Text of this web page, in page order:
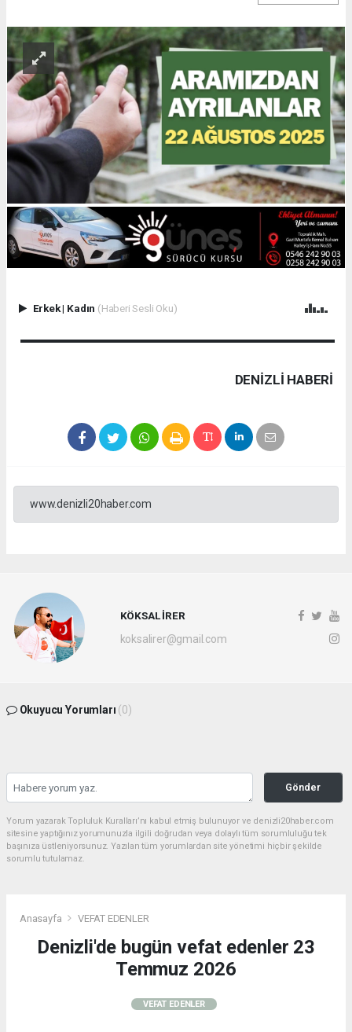
Erkek| Kadın (Haberi Sesli Oku)
DENIZLI HABERİ
www.denizli20haber.com
KÖKSAL İRER
koksalirer@gmail.com
Okuyucu Yorumları (0)
Gönder
Yorum yazarak Topluluk Kuralları’nı kabul etmiş bulunuyor ve denizli20haber.com
sitesine yaptığınız yorumunuzla ilgili doğrudan veya dolaylı tüm sorumluluğu tek
başınıza üstleniyorsunuz. Yazılan tüm yorumlardan site yönetimi hiçbir şekilde
sorumlu tutulamaz.
Anasayfa VEFAT EDENLER
Denizli'de bugün vefat edenler 23
Temmuz 2026
VEFAT EDENLER